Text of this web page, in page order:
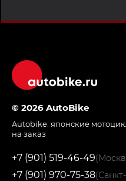
© 2026 AutoBike
Autobike: японские
на заказ
+7 (901) 519-46-49
+7 (901) 970-75-38